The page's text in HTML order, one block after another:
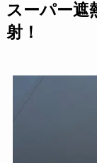
スーパー遮
射！